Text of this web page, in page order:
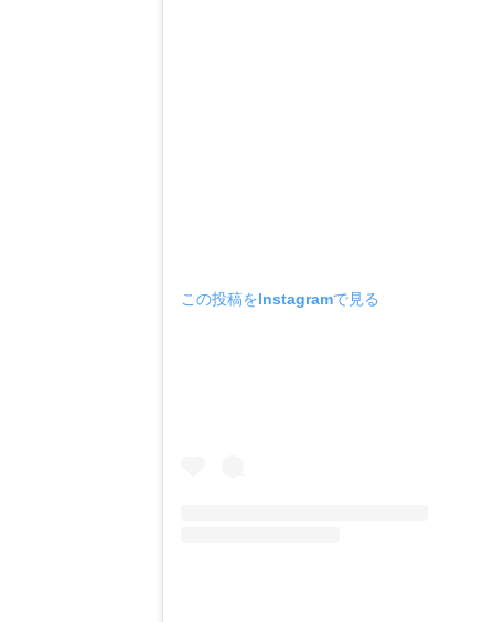
この投稿をInstagramで見る